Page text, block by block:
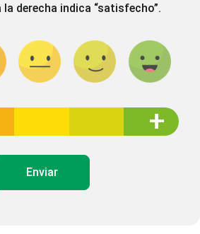
derecha indica “satisfecho”.